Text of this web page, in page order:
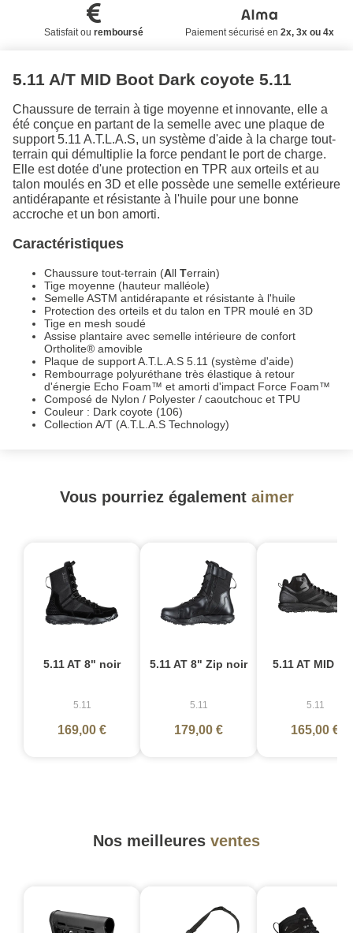
Satisfait ou remboursé Paiement sécurisé en 2x, 3x ou 4x
5.11 A/T MID Boot Dark coyote 5.11
Chaussure de terrain à tige moyenne et innovante, elle a
été conçue en partant de la semelle avec une plaque de
support 5.11 A.T.L.A.S, un système d'aide à la charge tout-
terrain qui démultiplie la force pendant le port de charge.
Elle est dotée d'une protection en TPR aux orteils et au
talon moulés en 3D et elle possède une semelle extérieure
antidérapante et résistante à l'huile pour une bonne
accroche et un bon amorti.
Caractéristiques
Chaussure tout-terrain (All Terrain)
Tige moyenne (hauteur malléole)
Semelle ASTM antidérapante et résistante à l'huile
Protection des orteils et du talon en TPR moulé en 3D
Tige en mesh soudé
Assise plantaire avec semelle intérieure de confort
Ortholite® amovible
Plaque de support A.T.L.A.S 5.11 (système d'aide)
Rembourrage polyuréthane très élastique à retour
d'énergie Echo Foam™ et amorti d'impact Force Foam™
Composé de Nylon / Polyester / caoutchouc et TPU
Couleur : Dark coyote (106)
Collection A/T (A.T.L.A.S Technology)
Vous pourriez également aimer
5.11 AT 8" noir
5.11
169,00 €
5.11 AT 8" Zip noir
5.11
179,00 €
5.11 AT MID
5.11
165,00 €
Nos meilleures ventes